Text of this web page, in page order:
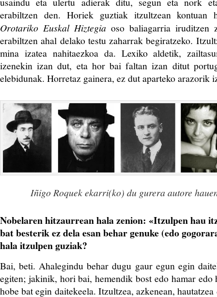
erabiltzen den. Horiek guztiak itzultzean kontuan
Orotariko Euskal Hiztegia oso baliagarria iruditzen
erabiltzen ahal delako testu zaharrak begiratzeko.
mina izatea nahitaezkoa da. Lexiko aldetik,
izenekin izan dut, eta hor bai faltan izan ditut
elebidunak. Horretaz gainera, ez dut aparteko arazorik
Iñigo Roquek ekarri(ko) du gurera autore
Nobelaren hitzaurrean hala zenion: «Itzulpen hau
bat besterik ez dela esan behar genuke (edo
hala itzulpen guziak?
Bai, beti. Ahalegindu behar dugu gaur egun egin
egiten; jakinik, hori bai, hemendik bost edo hamar edo
hobe bat egin daitekeela. Itzultzea, azkenean,